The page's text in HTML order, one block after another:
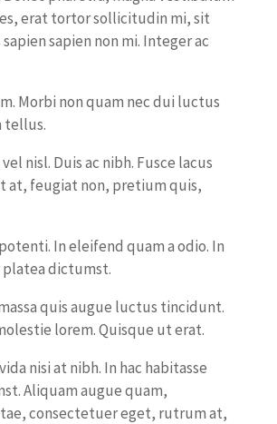
erat tortor sollicitudin mi, sit
sapien non mi. Integer ac
Morbi non quam nec dui luctus
tellus.
nisl. Duis ac nibh. Fusce lacus
at, feugiat non, pretium quis,
In eleifend quam a odio. In
platea dictumst.
quis augue luctus tincidunt.
lorem. Quisque ut erat.
nisi at nibh. In hac habitasse
Aliquam augue quam,
consectetuer eget, rutrum at,